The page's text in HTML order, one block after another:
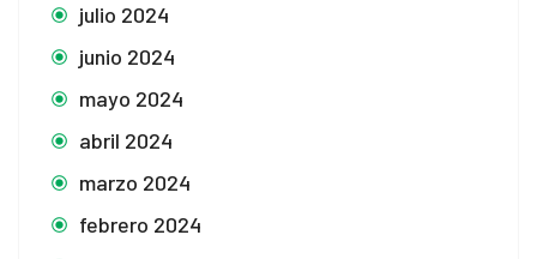
julio 2024
junio 2024
mayo 2024
abril 2024
marzo 2024
febrero 2024